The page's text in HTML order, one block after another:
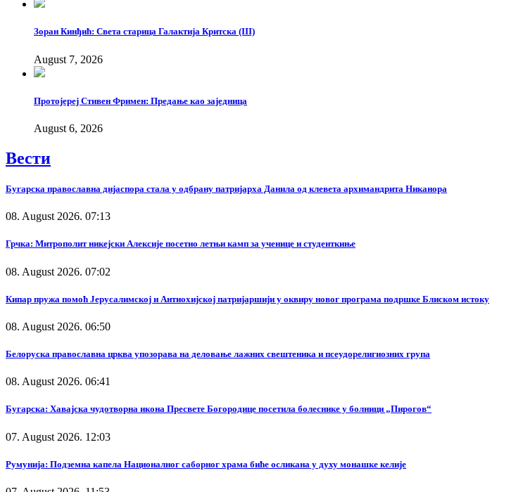
Зоран Кинђић: Света старица Галактија Критска (III)
August 7, 2026
Протојереј Стивен Фримен: Предање као заједница
August 6, 2026
Вести
Бугарска православна дијаспора стала у одбрану патријарха Данила од клевета архимандрита Никанора
08. August 2026. 07:13
Грчка: Митрополит никејски Алексије посетио летњи камп за ученице и студенткиње
08. August 2026. 07:02
Кипар пружа помоћ Јерусалимској и Антиохијској патријаршији у оквиру новог програма подршке Блиском истоку
08. August 2026. 06:50
Белоруска православна црква упозорава на деловање лажних свештеника и псеудорелигиозних група
08. August 2026. 06:41
Бугарска: Хавајска чудотворна икона Пресвете Богородице посетила болеснике у болници „Пирогов“
07. August 2026. 12:03
Румунија: Подземна капела Националног саборног храма биће осликана у духу монашке келије